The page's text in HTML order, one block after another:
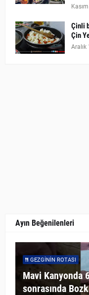
Çinli
Çin
Aralık
Ayın Beğenilenleri
GEZGININ ROTASI
Mavi Kanyonda
sonrasında